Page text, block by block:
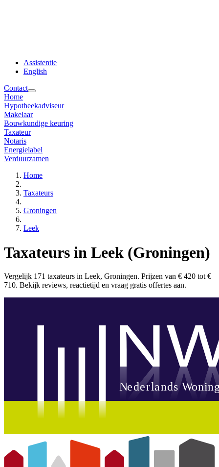
Assistentie
English
Contact
Home
Hypotheekadviseur
Makelaar
Bouwkundige keuring
Taxateur
Notaris
Energielabel
Verduurzamen
Home
Taxateurs
Groningen
Leek
Taxateurs in Leek (Groningen)
Vergelijk 171 taxateurs in Leek, Groningen. Prijzen van € 420 tot €
710. Bekijk reviews, reactietijd en vraag gratis offertes aan.